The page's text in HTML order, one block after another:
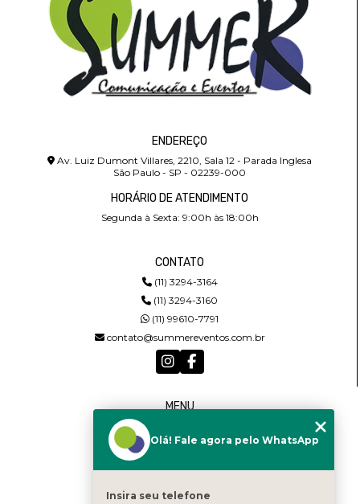
ENDEREÇO
Av. Luiz Dumont Villares, 2210, Sala 12 - Parada Inglesa
São Paulo - SP - 02239-000
HORÁRIO DE ATENDIMENTO
Segunda à Sexta: 9:00h às 18:00h
CONTATO
(11) 3294-3164
(11) 3294-3160
(11) 99610-7791
contato@summereventos.com.br
MENU
QUEM SOMOS
CONTATO
Olá! Fale agora pelo WhatsApp
Insira seu telefone